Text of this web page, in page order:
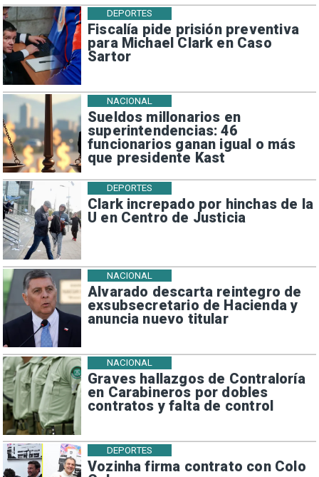
Fiscalía pide prisión preventiva
para Michael Clark en Caso
Sartor
DEPORTES
Sueldos millonarios en
superintendencias: 46
funcionarios ganan igual o más
que presidente Kast
NACIONAL
Clark increpado por hinchas de la
U en Centro de Justicia
DEPORTES
Alvarado descarta reintegro de
exsubsecretario de Hacienda y
anuncia nuevo titular
NACIONAL
Graves hallazgos de Contraloría
en Carabineros por dobles
contratos y falta de control
NACIONAL
Vozinha firma contrato con Colo
DEPORTES